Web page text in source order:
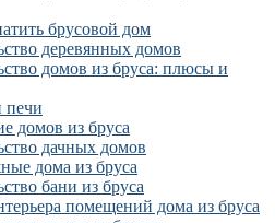
брусовой дом
деревянных домов
домов из бруса: плюсы и
домов из бруса
дачных домов
дома из бруса
бани из бруса
помещений дома из бруса